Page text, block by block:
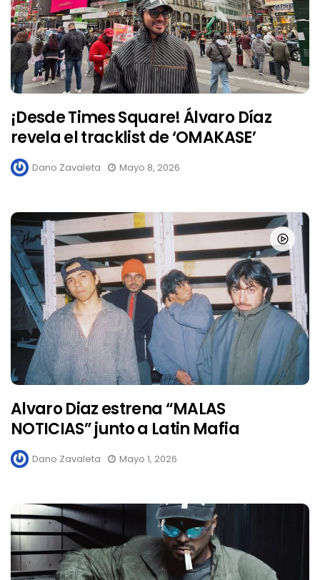
¡Desde Times Square! Álvaro Díaz
revela el tracklist de ‘OMAKASE’
Dano Zavaleta Mayo 8, 2026
Alvaro Diaz estrena “MALAS
NOTICIAS” junto a Latin Mafia
Dano Zavaleta Mayo 1, 2026